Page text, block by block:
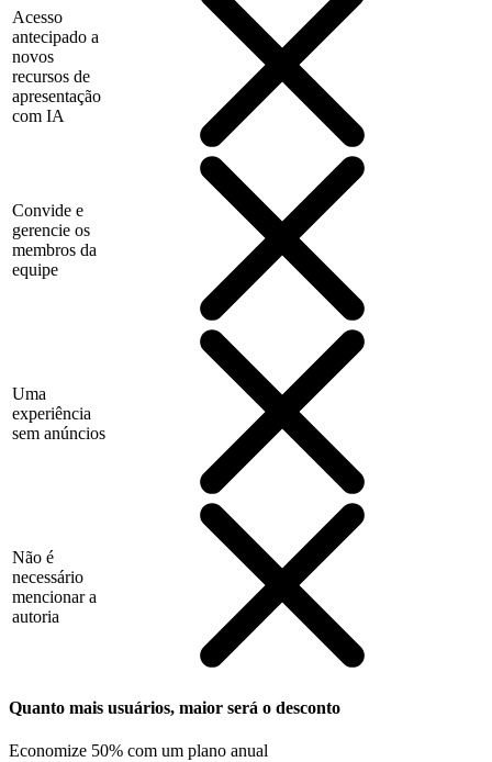
Acesso
antecipado a
novos
recursos de
apresentação
com IA
Convide e
gerencie os
membros da
equipe
Uma
experiência
sem anúncios
Não é
necessário
mencionar a
autoria
Quanto mais usuários, maior será o desconto
Economize 50% com um plano anual